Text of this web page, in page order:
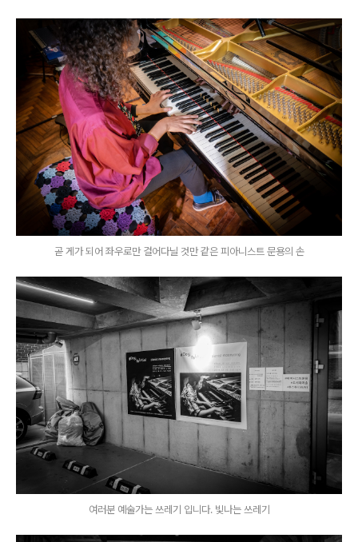
곧 게가 되어 좌우로만 걸어다닐 것만 같은 피아니스트 문용의 손
여러분 예술가는 쓰레기 입니다. 빛나는 쓰레기